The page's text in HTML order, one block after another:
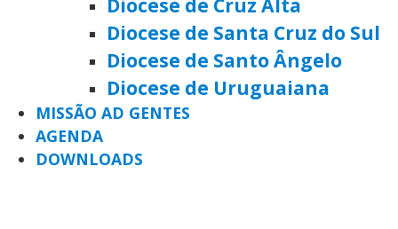
Diocese de Santa Cruz do Sul
Diocese de Santo Ângelo
Diocese de Uruguaiana
MISSÃO AD GENTES
AGENDA
DOWNLOADS